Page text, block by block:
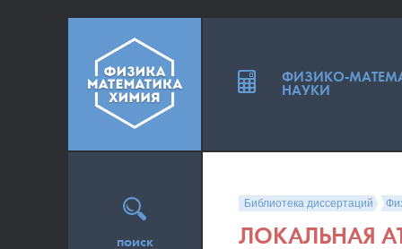
Библиотека диссертаций
ЛОКАЛЬНАЯ
поиск
ФИЗИКО-
НАУКИ